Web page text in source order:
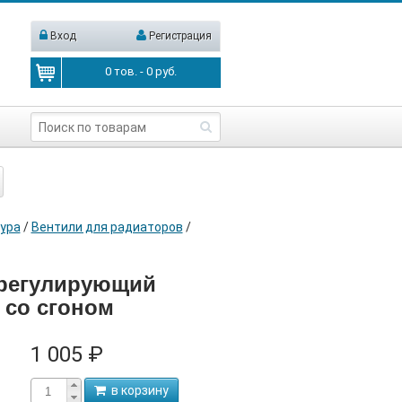
Вход Регистрация
0 тов. -0 руб.
/ Вентили для радиаторов /
сгоном
1 005 ₽
в корзину